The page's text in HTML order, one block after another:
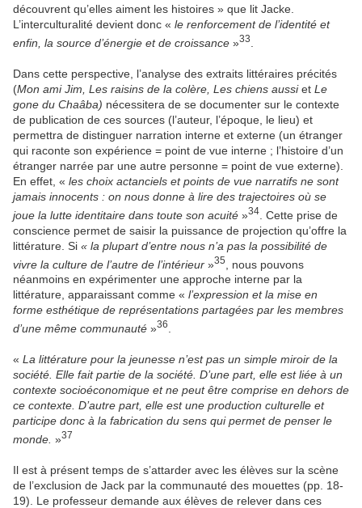
découvrent qu’elles aiment les histoires » que lit Jacke.
L’interculturalité devient donc « le renforcement de l’identité et
enfin, la source d’énergie et de croissance »33
Dans cette perspective, l’analyse des extraits littéraires précités
(Mon ami Jim, Les raisins de la colère, Les chiens aussiet Le
gone du Chaâba) nécessitera de se documenter sur le contexte
de publication de ces sources (l’auteur, l’époque, le lieu) et
permettra de distinguer narration interne et externe (un étranger
qui raconte son expérience = point de vue interne ; l’histoire d’un
étranger narrée par une autre personne = point de vue externe).
En effet, « les choix actanciels et points de vue narratifs ne sont
jamais innocents : on nous donne à lire des trajectoires où se
joue la lutte identitaire dans toute son acuité »34
. Cette prise de
conscience permet de saisir la puissance de projection qu’offre la
littérature. Si « la plupart d’entre nous n’a pas la possibilité de
vivre la culture de l’autre de l’intérieur »35
, nous pouvons
néanmoins en expérimenter une approche interne par la
littérature, apparaissant comme « l’expression et la mise en
forme esthétique de représentations partagées par les membres
d’une même communauté »36
« La littérature pour la jeunesse n’est pas un simple miroir de la
société. Elle fait partie de la société. D’une part, elle est liée à un
contexte socioéconomique et ne peut être comprise en dehors de
ce contexte. D’autre part, elle est une production culturelle et
participe donc à la fabrication du sens qui permet de penser le
monde. »37
Il est à présent temps de s’attarder avec les élèves sur la scène
de l’exclusion de Jack par la communauté des mouettes (pp. 18-
19). Le professeur demande aux élèves de relever dans ces